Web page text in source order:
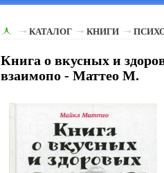
КАТАЛОГ КНИГИ
Книга о вкусных и
взаимопо - Маттео М.